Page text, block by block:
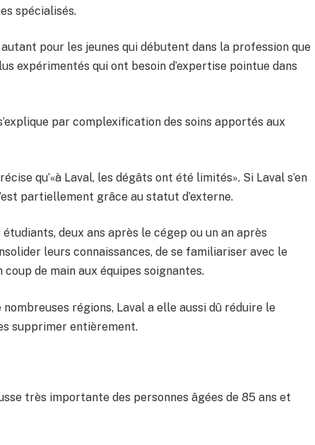
spécialisés.
pour les jeunes qui débutent dans la profession que
expérimentés qui ont besoin d’expertise pointue dans
par complexification des soins apportés aux
qu’«à Laval, les dégâts ont été limités». Si Laval s’en
partiellement grâce au statut d’externe.
deux ans après le cégep ou un an après
leurs connaissances, de se familiariser avec le
de main aux équipes soignantes.
régions, Laval a elle aussi dû réduire le
supprimer entièrement.
très importante des personnes âgées de 85 ans et